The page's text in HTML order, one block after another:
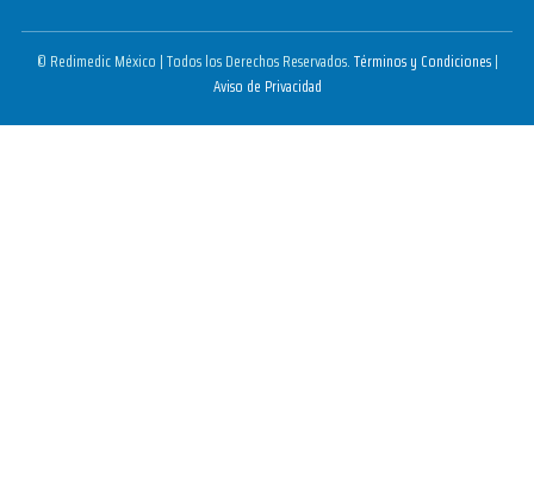
© Redimedic México | Todos los Derechos Reservados.Términos y Condiciones|
Aviso de Privacidad